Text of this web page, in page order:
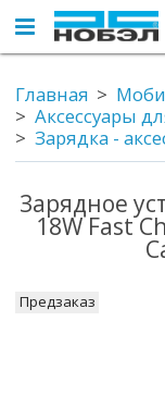
Главная
Аксессуары
Зарядка -
Зарядное
18W Fast
Предзаказ